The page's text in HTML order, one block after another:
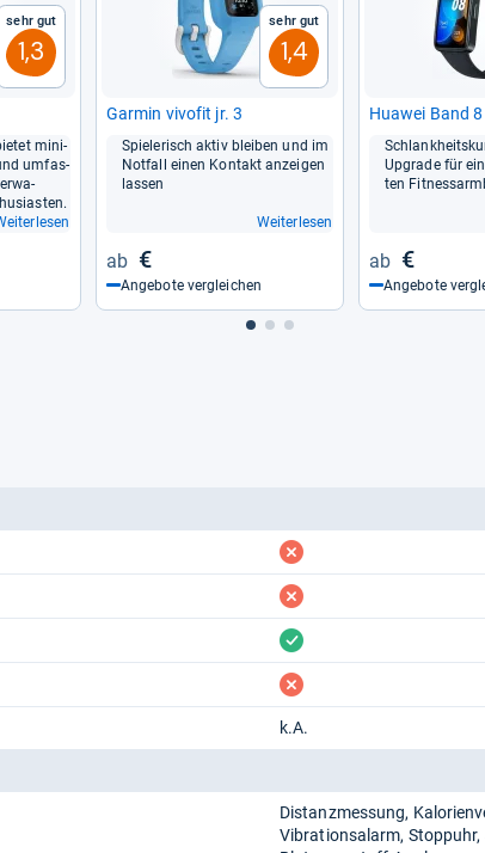
Sehr gut
1,3
mini­
umfas­
Sehr gut
1,4
Gar­min vivofit jr. 3
Spie­le­risch aktiv blei­ben und im
Not­fall einen Kon­takt anzei­gen
las­sen
Weiterlesen
€
Angebote vergleichen
Hua­wei Band 8
Upgrade für
ten
€
Angebote
fehlt
fehlt
vorhanden
fehlt
k.A.
Distanzmessung
Vibrationsalarm Stoppuhr